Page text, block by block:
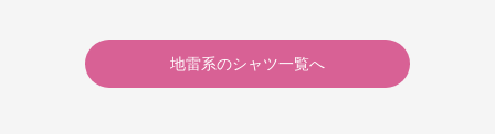
地雷系のシャツ一覧へ